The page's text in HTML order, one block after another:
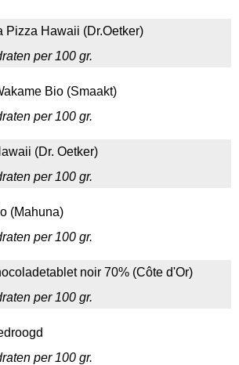
Pizza Hawaii (Dr.Oetker)
per 100 gr.
Bio (Smaakt)
per 100 gr.
(Dr. Oetker)
per 100 gr.
(Mahuna)
per 100 gr.
noir 70% (Côte d'Or)
per 100 gr.
per 100 gr.